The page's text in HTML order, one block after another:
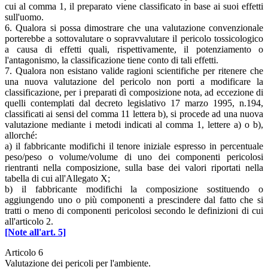
cui al comma 1, il preparato viene classificato in base ai suoi effetti
sull'uomo.
6. Qualora si possa dimostrare che una valutazione convenzionale
porterebbe a sottovalutare o sopravvalutare il pericolo tossicologico
a causa di effetti quali, rispettivamente, il potenziamento o
l'antagonismo, la classificazione tiene conto di tali effetti.
7. Qualora non esistano valide ragioni scientifiche per ritenere che
una nuova valutazione del pericolo non porti a modificare la
classificazione, per i preparati dì composizione nota, ad eccezione di
quelli contemplati dal decreto legislativo 17 marzo 1995, n.194,
classificati ai sensi del comma 11 lettera b), si procede ad una nuova
valutazione mediante i metodi indicati al comma 1, lettere a) o b),
allorché:
a) il fabbricante modifichi il tenore iniziale espresso in percentuale
peso/peso o volume/volume di uno dei componenti pericolosi
rientranti nella composizione, sulla base dei valori riportati nella
tabella di cui all'Allegato X;
b) il fabbricante modifichi la composizione sostituendo o
aggiungendo uno o più componenti a prescindere dal fatto che si
tratti o meno di componenti pericolosi secondo le definizioni di cui
all'articolo 2.
[Note all'art. 5]
Articolo 6
Valutazione dei pericoli per l'ambiente.